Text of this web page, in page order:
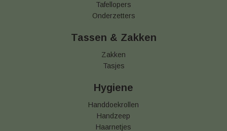
Tafellopers
Onderzetters
Tassen & Zakken
Zakken
Tasjes
Hygiene
Handdoekrollen
Handzeep
Haarnetjes